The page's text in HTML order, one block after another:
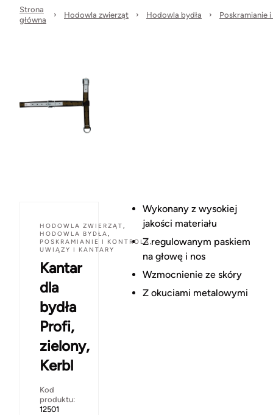
Strona
główna
Hodowla zwierząt Hodowla bydła Poskramianie
HODOWLA ZWIERZĄT,
HODOWLA BYDŁA,
POSKRAMIANIE I KONTROLA,
UWIĄZY I KANTARY
Kantar
dla
bydła
Profi,
zielony,
Kerbl
Kod
produktu:
12501
Wykonany z wysokiej
jakości materiału
Z regulowanym paskiem
na głowę i nos
Wzmocnienie ze skóry
Z okuciami metalowymi